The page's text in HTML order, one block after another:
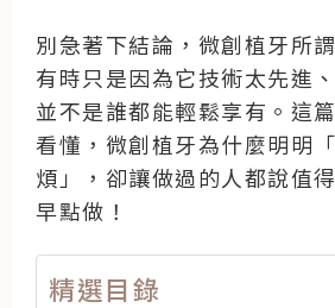
別急著下結論，微創植牙所
有時只是因為它技術太先進
並不是誰都能輕鬆享有。這
看懂，微創植牙為什麼明明
煩」，卻讓做過的人都說值
早點做！
精選目錄